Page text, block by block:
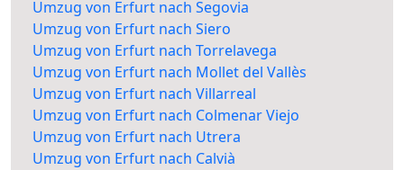
Umzug von Erfurt nach Segovia
Umzug von Erfurt nach Siero
Umzug von Erfurt nach Torrelavega
Umzug von Erfurt nach Mollet del Vallès
Umzug von Erfurt nach Villarreal
Umzug von Erfurt nach Colmenar Viejo
Umzug von Erfurt nach Utrera
Umzug von Erfurt nach Calvià